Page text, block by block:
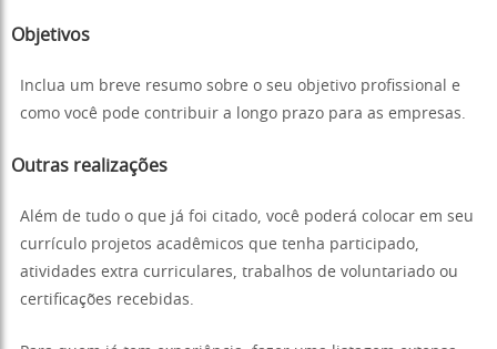
Objetivos
Inclua um breve resumo sobre o seu objetivo profissional e
como você pode contribuir a longo prazo para as empresas.
Outras realizações
Além de tudo o que já foi citado, você poderá colocar em seu
currículo projetos acadêmicos que tenha participado,
atividades extra curriculares, trabalhos de voluntariado ou
certificações recebidas.